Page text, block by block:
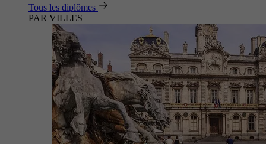
Tous les diplômes
PAR VILLES